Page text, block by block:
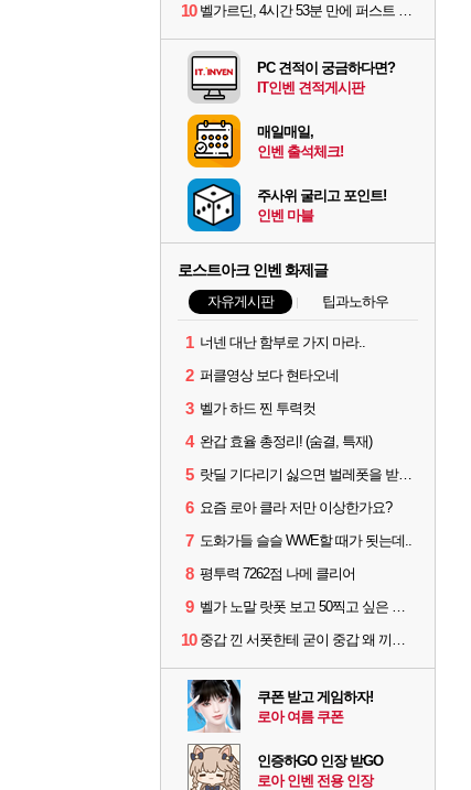
10 벨가르딘, 4시간 53분 만에 퍼스트 클리어 나왔다
PC 견적이 궁금하다면?
IT인벤 견적게시판
매일매일,
인벤 출석체크!
주사위 굴리고 포인트!
인벤 마블
로스트아크 인벤 화제글
자유게시판 팁과노하우
1 너넨 대난 함부로 가지 마라..
2 퍼클영상 보다 현타오네
3 벨가 하드 찐 투력컷
4 완갑 효율 총정리! (숨결, 특재)
5 랏딜 기다리기 싫으면 벌레폿을 받지마라
6 요즘 로아 클라 저만 이상한가요?
7 도화가들 슬슬 WWE할 때가 됫는데..
8 평투력 7262점 나메 클리어
9 벨가 노말 랏폿 보고 50찍고 싶은 폿들
10 중갑 낀 서폿한테 굳이 중갑 왜 끼냐고 물어보는 6딜남은 그냥 무시하면 됨
쿠폰 받고 게임하자!
로아 여름 쿠폰
인증하GO 인장 받GO
로아 인벤 전용 인장